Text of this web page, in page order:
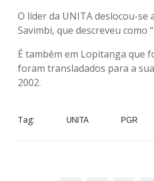
O líder da UNITA deslocou-se
Savimbi, que descreveu
É também em Lopitanga que
foram transladados para a
2002.
Tag: UNITA PGR